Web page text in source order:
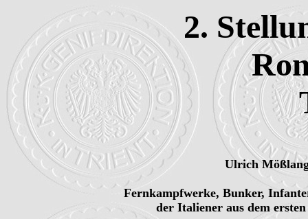
2.
Ulrich
Fernkampfwerke, Bunker,
der Italiener aus dem